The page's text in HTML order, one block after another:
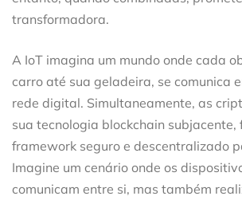
transformadora.
A IoT imagina um mundo onde cada
carro até sua geladeira, se comunica
rede digital. Simultaneamente, as
sua tecnologia blockchain subjacente,
framework seguro e descentralizado
Imagine um cenário onde os
comunicam entre si, mas também